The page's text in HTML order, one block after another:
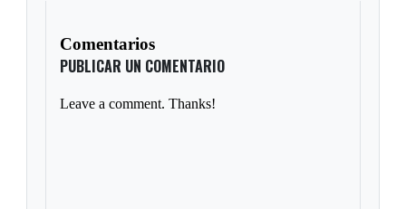
Comentarios
PUBLICAR UN COMENTARIO
Leave a comment. Thanks!